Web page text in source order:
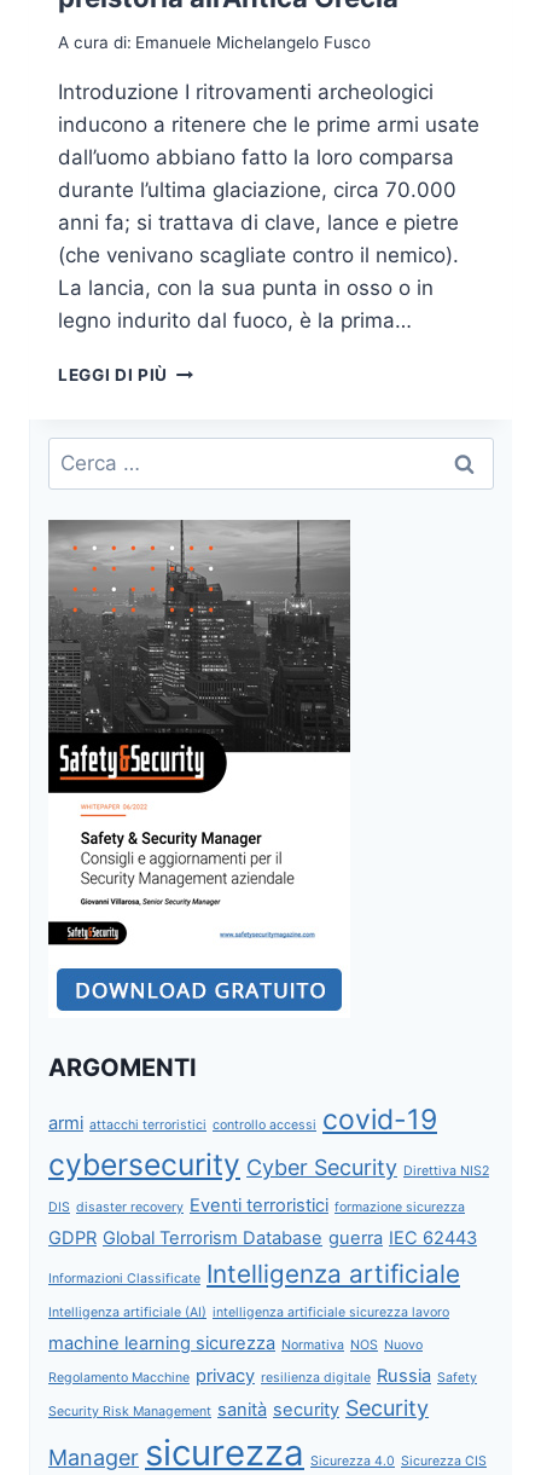
A cura di: Emanuele Michelangelo Fusco
Introduzione I ritrovamenti archeologici
inducono a ritenere che le prime armi usate
dall’uomo abbiano fatto la loro comparsa
durante l’ultima glaciazione, circa 70.000
anni fa; si trattava di clave, lance e pietre
(che venivano scagliate contro il nemico).
La lancia, con la sua punta in osso o in
legno indurito dal fuoco, è la prima…
LEGGI DI PIÙ STORIA
DALLA
PREISTORIA
ALL’ANTICA
GRECIA
Ricerca
per:
ARGOMENTI
armi attacchi terroristici controllo accessi covid-19
cybersecurity Cyber Security Direttiva NIS2
DIS disaster recovery Eventi terroristici formazione sicurezza
GDPR Global Terrorism Database guerra IEC 62443
Informazioni Classificate Intelligenza artificiale
Intelligenza artificiale (AI) intelligenza artificiale sicurezza lavoro
machine learning sicurezza Normativa NOS Nuovo
Regolamento Macchine privacy resilienza digitale Russia Safety
Security Risk Management sanità security Security
Manager sicurezza Sicurezza 4.0 Sicurezza CIS